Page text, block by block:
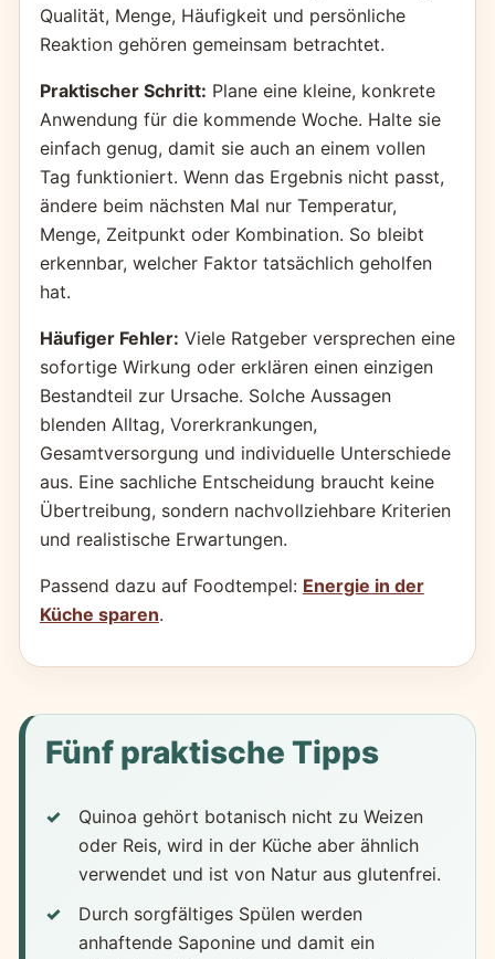
Qualität, Menge, Häufigkeit und persönliche
Reaktion gehören gemeinsam betrachtet.
Praktischer Schritt: Plane eine kleine, konkrete
Anwendung für die kommende Woche. Halte sie
einfach genug, damit sie auch an einem vollen
Tag funktioniert. Wenn das Ergebnis nicht passt,
ändere beim nächsten Mal nur Temperatur,
Menge, Zeitpunkt oder Kombination. So bleibt
erkennbar, welcher Faktor tatsächlich geholfen
hat.
Häufiger Fehler: Viele Ratgeber versprechen eine
sofortige Wirkung oder erklären einen einzigen
Bestandteil zur Ursache. Solche Aussagen
blenden Alltag, Vorerkrankungen,
Gesamtversorgung und individuelle Unterschiede
aus. Eine sachliche Entscheidung braucht keine
Übertreibung, sondern nachvollziehbare Kriterien
und realistische Erwartungen.
Passend dazu auf Foodtempel: Energie in der
Küche sparen.
Fünf praktische Tipps
Quinoa gehört botanisch nicht zu Weizen
oder Reis, wird in der Küche aber ähnlich
verwendet und ist von Natur aus glutenfrei.
Durch sorgfältiges Spülen werden
anhaftende Saponine und damit ein